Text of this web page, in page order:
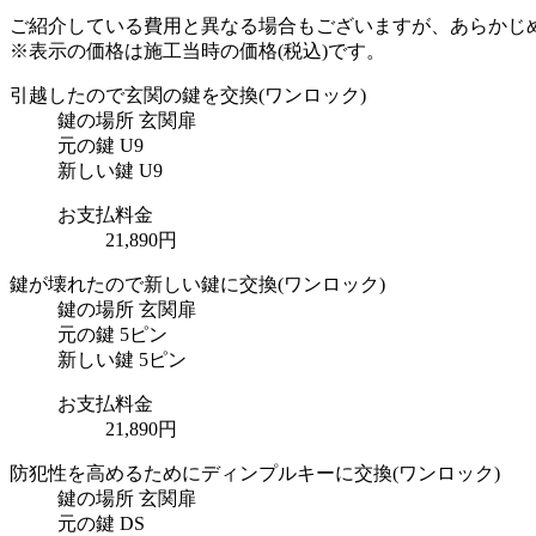
ご紹介している費用と異なる場合もございますが、あらかじ
※表示の価格は施工当時の価格(税込)です。
引越したので玄関の鍵を交換(ワンロック)
鍵の場所 玄関扉
元の鍵 U9
新しい鍵 U9
お支払料金
21,890円
鍵が壊れたので新しい鍵に交換(ワンロック)
鍵の場所 玄関扉
元の鍵 5ピン
新しい鍵 5ピン
お支払料金
21,890円
防犯性を高めるためにディンプルキーに交換(ワンロック)
鍵の場所 玄関扉
元の鍵 DS